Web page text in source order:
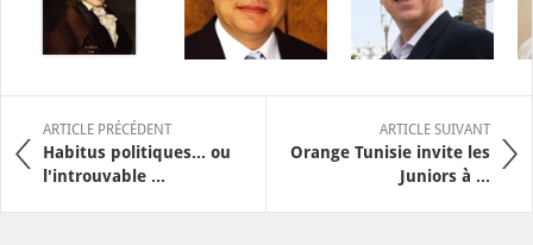
ARTICLE PRÉCÉDENT
Habitus politiques… ou
l'introuvable ...
ARTICLE SUIVANT
Orange Tunisie invite les
Juniors à ...